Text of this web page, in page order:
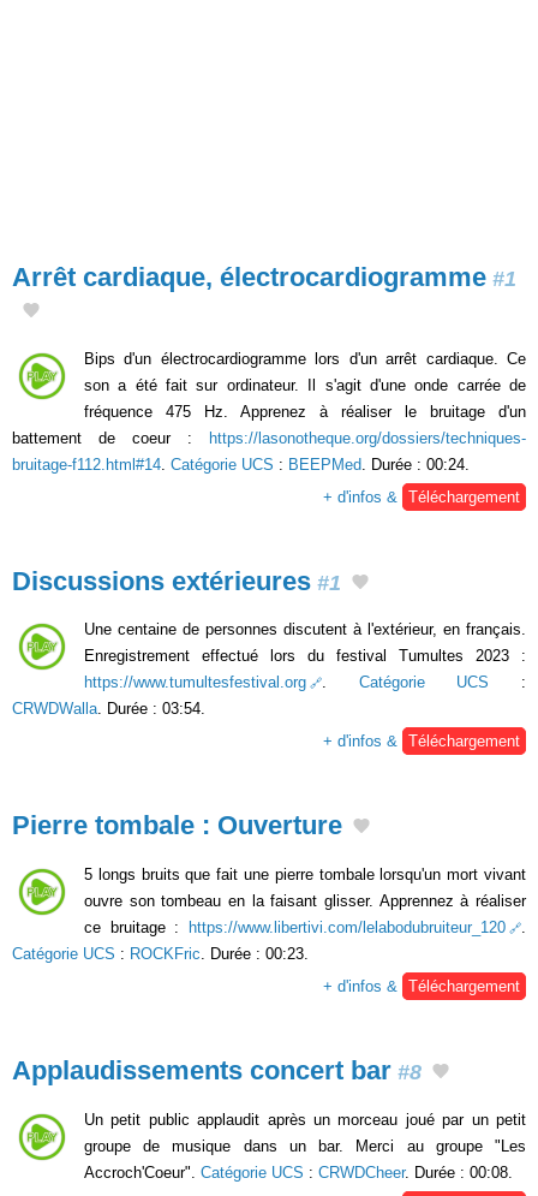
Arrêt cardiaque, électrocardiogramme #1
Bips d'un électrocardiogramme lors d'un arrêt cardiaque. Ce
son a été fait sur ordinateur. Il s'agit d'une onde carrée de
fréquence 475 Hz. Apprenez à réaliser le bruitage d'un
battement de coeur :
https://lasonotheque.org/dossiers/techniques-
bruitage-f112.html#14 Catégorie UCS : BEEPMed . Durée : 00:24.
+ d'infos &
Téléchargement
Discussions extérieures #1
Une centaine de personnes discutent à l'extérieur, en français.
Enregistrement effectué lors du festival Tumultes 2023 :
https://www.tumultesfestival.org
. Catégorie UCS :
CRWDWalla. Durée : 03:54.
+ d'infos & Téléchargement
Pierre tombale : Ouverture
5 longs bruits que fait une pierre tombale lorsqu'un mort vivant
ouvre son tombeau en la faisant glisser. Apprennez à réaliser
ce bruitage :
https://www.libertivi.com/lelabodubruiteur_120
.
Catégorie UCS : ROCKFric. Durée : 00:23.
+ d'infos & Téléchargement
Applaudissements concert bar #8
Un petit public applaudit après un morceau joué par un petit
groupe de musique dans un bar. Merci au groupe "Les
Accroch'Coeur". Catégorie UCS : CRWDCheer. Durée : 00:08.